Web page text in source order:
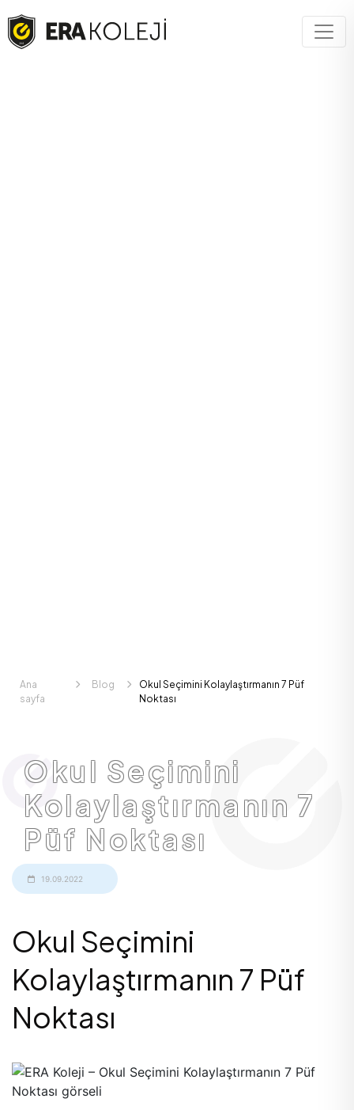
Ana
sayfa
Blog
Okul Seçimini Kolaylaştırmanın 7 Püf
Noktası
Okul Seçimini
Kolaylaştırmanın 7
Püf Noktası
19.09.2022
Okul Seçimini
Kolaylaştırmanın 7 Püf
Noktası